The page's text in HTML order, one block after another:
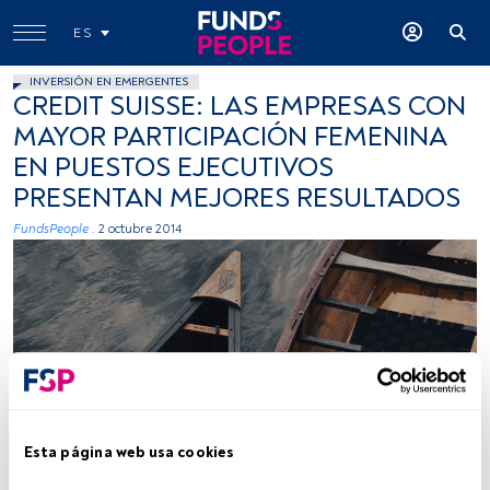
Esta página web usa cookies
ES
INVERSIÓN EN EMERGENTES
CREDIT SUISSE: LAS EMPRESAS CON
MAYOR PARTICIPACIÓN FEMENINA
EN PUESTOS EJECUTIVOS
PRESENTAN MEJORES RESULTADOS
FundsPeople . 2 octubre 2014